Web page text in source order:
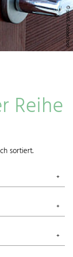
© srki66, AdobeStock
Reihe
sortiert.